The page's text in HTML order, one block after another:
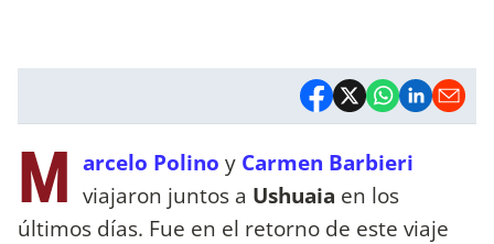
M arcelo Polino y Carmen Barbieri
viajaron juntos a Ushuaia en los
últimos días. Fue en el retorno de este viaje